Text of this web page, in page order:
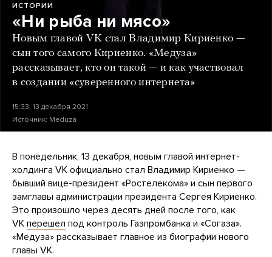
ИСТОРИИ
«Ни рыба ни мясо»
Новым главой VK стал Владимир Кириенко —
сын того самого Кириенко. «Медуза»
рассказывает, кто он такой — и как участвовал
в создании «суверенного интернета»
15:33, 13 декабря 2021
Источник: Meduza
В понедельник, 13 декабря, новым главой интернет-
холдинга VK официально стал Владимир Кириенко —
бывший вице-президент «Ростелекома» и сын первого
замглавы администрации президента Сергея Кириенко.
Это произошло через десять дней после того, как
VK перешел под контроль Газпромбанка и «Согаза».
«Медуза» рассказывает главное из биографии нового
главы VK.